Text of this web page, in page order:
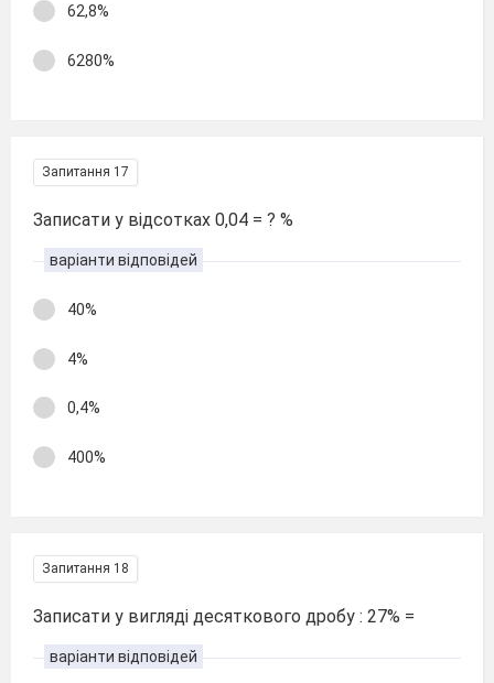
62,8%
6280%
Запитання 17
Записати у відсотках 0,04 = ? %
варіанти відповідей
40%
4%
0,4%
400%
Запитання 18
Записати у вигляді десяткового дробу : 27% =
варіанти відповідей